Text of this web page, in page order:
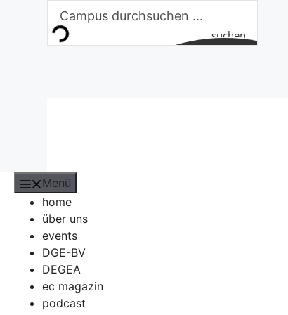
suchen
Menü
home
über uns
events
DGE-BV
DEGEA
ec magazin
podcast